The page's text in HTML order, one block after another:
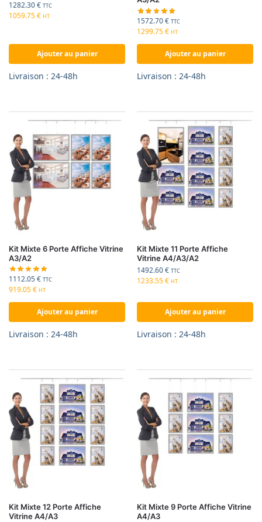
1282.30€ TTC
1059.75€ HT
Ajouter au panier
Livraison : 24-48h
1572.70€ TTC
1299.75€ HT
Ajouter au panier
Livraison : 24-48h
Kit Mixte 6 Porte Affiche Vitrine
A3/A2
1112.05€ TTC
919.05€ HT
Ajouter au panier
Livraison : 24-48h
Kit Mixte 11 Porte Affiche
Vitrine A4/A3/A2
1492.60€ TTC
1233.55€ HT
Ajouter au panier
Livraison : 24-48h
Kit Mixte 12 Porte Affiche
Vitrine A4/A3
Kit Mixte 9 Porte Affiche Vitrine
A4/A3